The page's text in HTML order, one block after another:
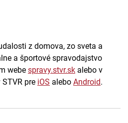
z domova, zo sveta a
a športové spravodajstvo
webe spravy.stvr.sk alebo v
pre iOS alebo Android.